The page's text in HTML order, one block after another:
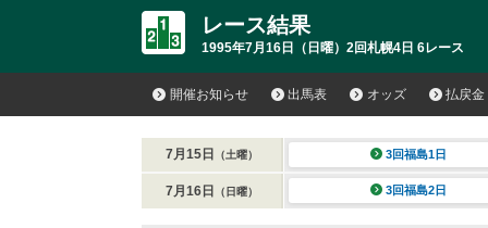
レース結果
1995年7月16日（日曜）2回札幌4日 6レース
開催お知らせ 出馬表 オッズ 払戻金
7月15日 （土曜） 3回福島1日
7月16日 （日曜） 3回福島2日